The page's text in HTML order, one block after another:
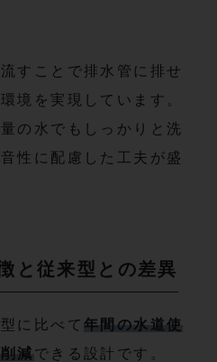
すことで排水管に排せ
境を実現しています。
の水でもしっかりと洗
性に配慮した工夫が盛
と従来型との差異
に比べて 年間の水道使
減 できる設計です。